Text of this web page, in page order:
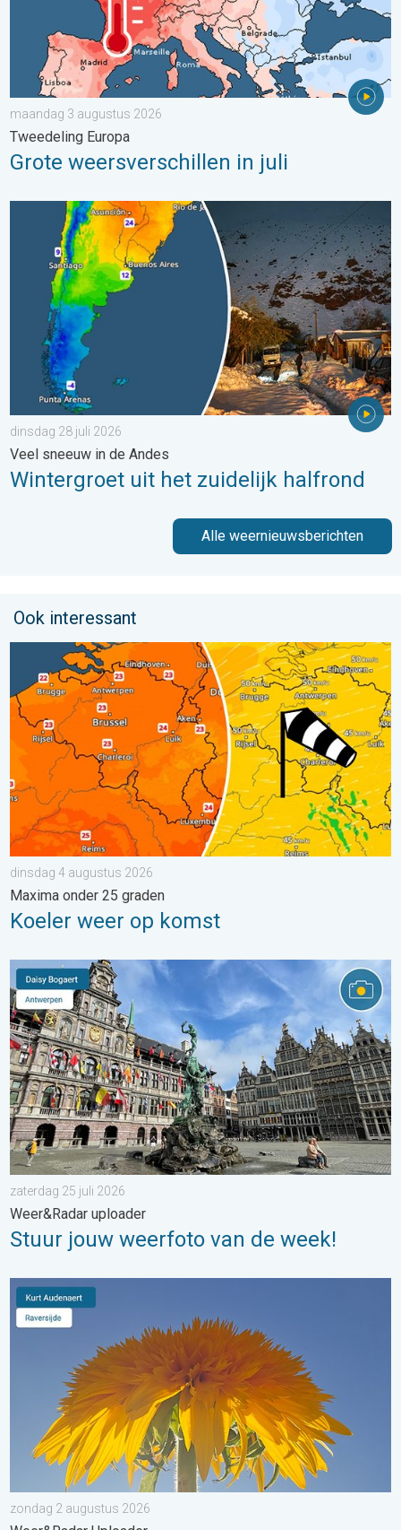
maandag 3 augustus 2026
Tweedeling Europa
Grote weersverschillen in juli
Wintergroet uit het zuidelijk halfrond. Veel sneeuw in de
dinsdag 28 juli 2026
Veel sneeuw in de Andes
Wintergroet uit het zuidelijk halfrond
Alle weernieuwsberichten
Ook interessant
Koeler weer op komst. Maxima onder 25 graden. . . dinsdag
dinsdag 4 augustus 2026
Maxima onder 25 graden
Koeler weer op komst
Stuur jouw weerfoto van de week!. Weer&Radar uploader. . .
zaterdag 25 juli 2026
Weer&Radar uploader
Stuur jouw weerfoto van de week!
Stuur jouw weerfoto van de week!. Weer&Radar Uploader. . .
zondag 2 augustus 2026